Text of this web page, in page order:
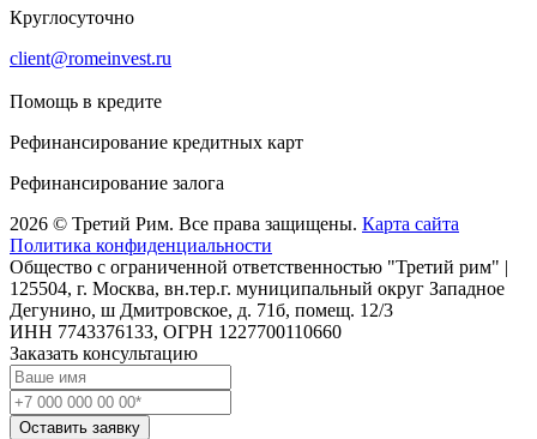
Круглосуточно
client@romeinvest.ru
Помощь в кредите
Рефинансирование кредитных карт
Рефинансирование залога
2026 © Третий Рим. Все права защищены. Карта сайта
Политика конфиденциальности
Общество с ограниченной ответственностью "Третий рим" |
125504, г. Москва, вн.тер.г. муниципальный округ Западное
Дегунино, ш Дмитровское, д. 71б, помещ. 12/3
ИНН 7743376133, ОГРН 1227700110660
Заказать консультацию
Оставить заявку